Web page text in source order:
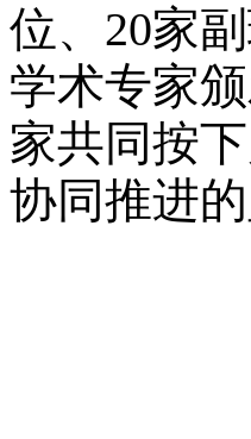
位、20家
学术专家
家共同按
协同推进的